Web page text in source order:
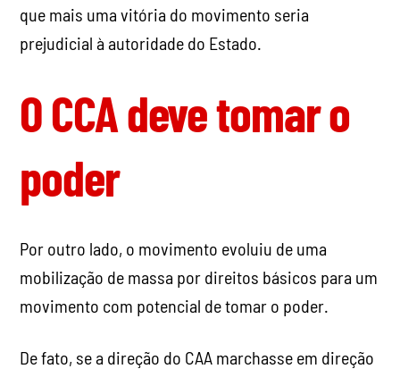
que mais uma vitória do movimento seria
prejudicial à autoridade do Estado.
O CCA deve tomar o
poder
Por outro lado, o movimento evoluiu de uma
mobilização de massa por direitos básicos para um
movimento com potencial de tomar o poder.
De fato, se a direção do CAA marchasse em direção